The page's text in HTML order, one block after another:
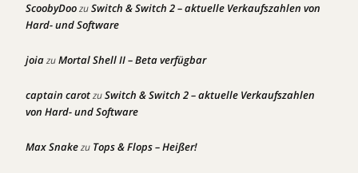
ScoobyDoozuSwitch & Switch 2 – aktuelle Verkaufszahlen von
Hard- und Software
joiazuMortal Shell II – Beta verfügbar
captain carotzuSwitch & Switch 2 – aktuelle Verkaufszahlen
von Hard- und Software
Max Snakezu Tops & Flops – Heißer!